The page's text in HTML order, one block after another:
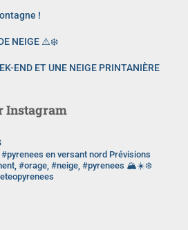
!
NEIGE ⚠️❄️
END ET UNE NEIGE PRINTANIÈRE
Instagram
en versant nord Prévisions
#orage, #neige, #pyrenees 🏔️☀️❄️